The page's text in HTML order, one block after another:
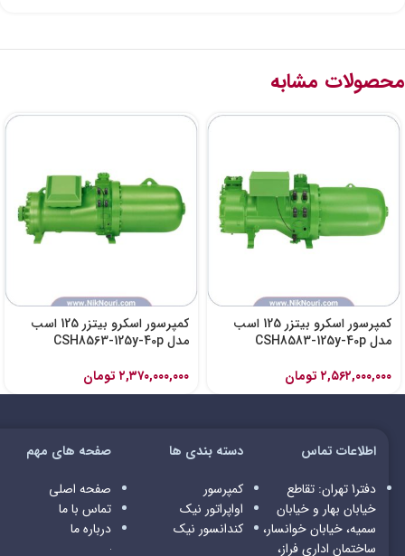
محصولات مشابه
کمپرسور اسکرو بیتزر 125 اسب
مدل CSH8583-125y-40p
۲,۵۶۲,۰۰۰,۰۰۰ تومان
کمپرسور اسکرو بیتزر 125 اسب
مدل CSH8563-125y-40p
۲,۳۷۰,۰۰۰,۰۰۰ تومان
اطلاعات تماس
دفتر1 تهران: تقاطع
خیابان بهار و خیابان
سمیه، خیابان خوانسار،
ساختمان اداری فراز،
دسته بندی ها
کمپرسور
اواپراتور نیک
کندانسور نیک
صفحه های مهم
صفحه اصلی
تماس با ما
درباره ما